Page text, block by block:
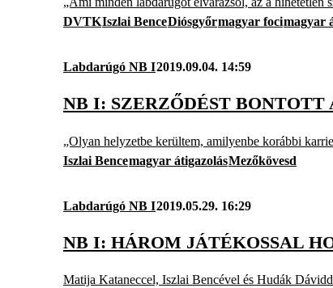
DVTKIszlai BenceDiósgyőrmagyar focimagyar
Labdarúgó NB I2019.09.04. 14:59
NB I: SZERZŐDÉST
„Olyan helyzetbe kerültem, amilyenbe korábbi
Iszlai Bencemagyar átigazolásMezőkövesd
Labdarúgó NB I2019.05.29. 16:29
NB I: HÁROM JÁTÉKOSSAL
Matija Kataneccel, Iszlai Bencével és Hudák